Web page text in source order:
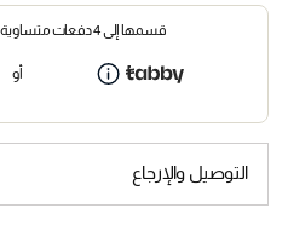
قسمها إلى 4 دفعات متساوية بقيمة
أو
التوصيل والإرجاع